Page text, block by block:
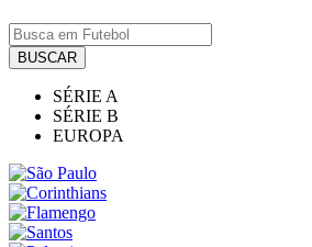
BUSCAR
SÉRIE A
SÉRIE B
EUROPA